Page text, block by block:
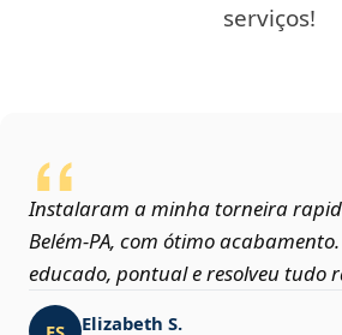
serviços!
Instalaram a minha torneira
Belém‑PA, com ótimo
educado, pontual e resolveu tudo
Elizabeth S.